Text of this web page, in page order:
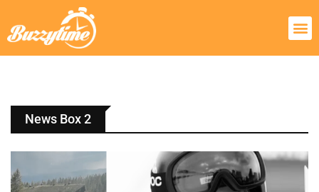
News Box 2